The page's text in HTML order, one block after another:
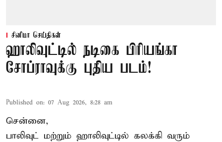
சினிமா செய்திகள்
ஹாலிவுட்டில் நடிகை பிரியங்கா
சோப்ராவுக்கு புதிய படம்!
Published on: 07 Aug 2026, 8:28 am
சென்னை,
பாலிவுட் மற்றும் ஹாலிவுட்டில் கலக்கி வரும்